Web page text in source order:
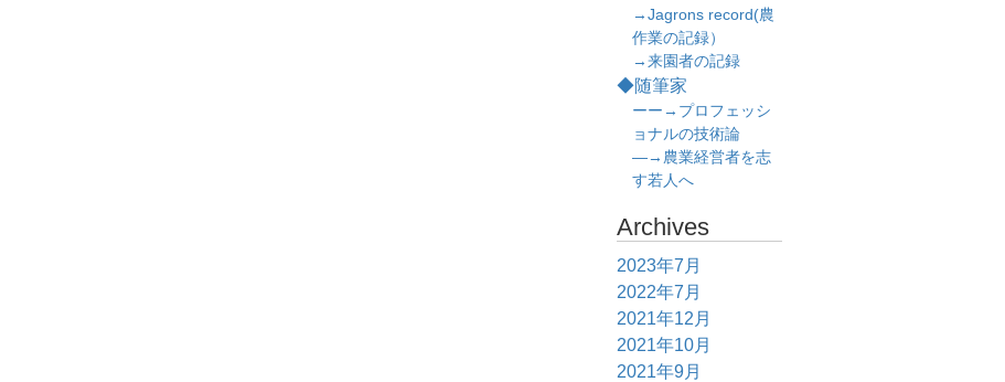
→Jagrons record(農
作業の記録）
→来園者の記録
◆随筆家
ーー→プロフェッシ
ョナルの技術論
―→農業経営者を志
す若人へ
Archives
2023年7月
2022年7月
2021年12月
2021年10月
2021年9月